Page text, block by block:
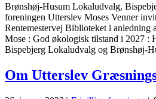
Brønshøj-Husum Lokaludvalg,
foreningen Utterslev Moses Venner
Rentemestervej Biblioteket i anledning
Mose : God økologisk tilstand i 2027 :
Bispebjerg Lokaludvalg og Brønshøj-
Om Utterslev